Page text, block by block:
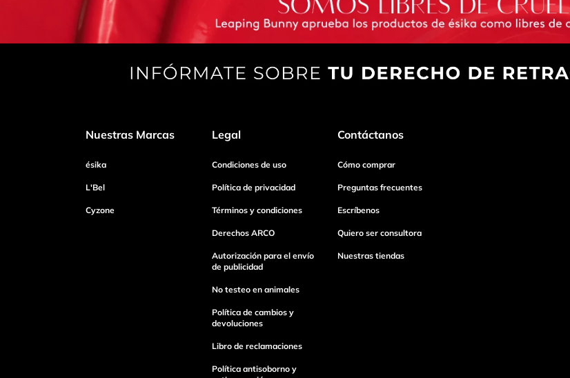
Título
Escribe un comentario
Enviar Comentario
Nuestras Marcas
ésika
L'Bel
Cyzone
Legal
Condiciones de uso
Política de privacidad
Términos y condiciones
Derechos ARCO
Autorización para el envío
de publicidad
No testeo en animales
Política de cambios y
devoluciones
Libro de reclamaciones
Política antisoborno y
Contáctanos
Cómo comprar
Preguntas frecuentes
Escríbenos
Quiero ser consultora
Nuestras tiendas